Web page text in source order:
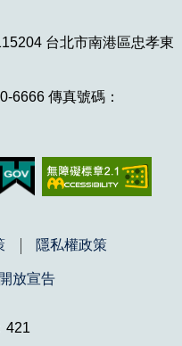
台北市南港區忠孝東
6666 傳真號碼：
隱私權政策
放宣告
421